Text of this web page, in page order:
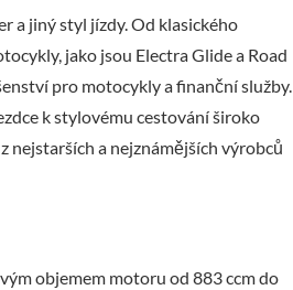
a jiný styl jízdy. Od klasického
jako jsou Electra Glide a Road
pro motocykly a finanční služby.
k stylovému cestování široko
nejstarších a nejznámějších výrobců
objemem motoru od 883 ccm do